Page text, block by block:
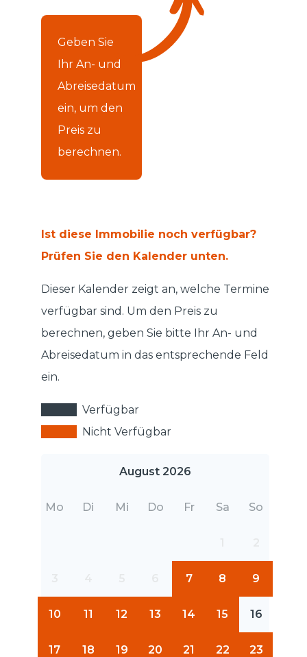
Geben Sie
Ihr An- und
Abreisedatum
ein, um den
Preis zu
berechnen.
Ist diese Immobilie noch verfügbar?
Prüfen Sie den Kalender unten.
Dieser Kalender zeigt an, welche Termine
verfügbar sind. Um den Preis zu
berechnen, geben Sie bitte Ihr An- und
Abreisedatum in das entsprechende Feld
ein.
Verfügbar
Nicht Verfügbar
August 2026
Mo Di Mi Do Fr Sa So
7 8 9
10 11 12 13 14 15 16
17 18 19 20 21 22 23